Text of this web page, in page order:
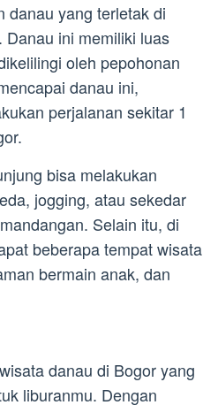
danau yang terletak di
Danau ini memiliki luas
oleh pepohonan
danau ini,
perjalanan sekitar 1
bisa melakukan
jogging, atau sekedar
Selain itu, di
beberapa tempat wisata
bermain anak, dan
danau di Bogor yang
liburanmu. Dengan